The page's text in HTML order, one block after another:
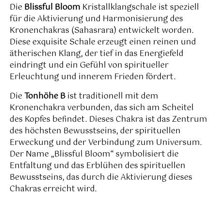
Die Blissful Bloom Kristallklangschale ist speziell
für die Aktivierung und Harmonisierung des
Kronenchakras (Sahasrara) entwickelt worden.
Diese exquisite Schale erzeugt einen reinen und
ätherischen Klang, der tief in das Energiefeld
eindringt und ein Gefühl von spiritueller
Erleuchtung und innerem Frieden fördert.
DieTonhöhe Bist traditionell mit dem
Kronenchakra verbunden, das sich am Scheitel
des Kopfes befindet. Dieses Chakra ist das Zentrum
des höchsten Bewusstseins, der spirituellen
Erweckung und der Verbindung zum Universum.
Der Name „Blissful Bloom“ symbolisiert die
Entfaltung und das Erblühen des spirituellen
Bewusstseins, das durch die Aktivierung dieses
Chakras erreicht wird.